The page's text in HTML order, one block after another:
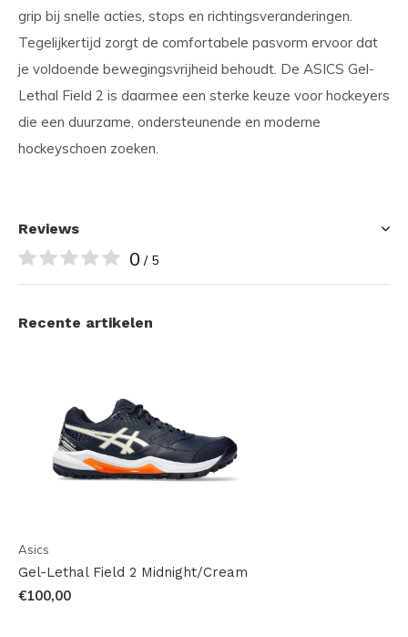
grip bij snelle acties, stops en richtingsveranderingen.
Tegelijkertijd zorgt de comfortabele pasvorm ervoor dat
je voldoende bewegingsvrijheid behoudt. De ASICS Gel-
Lethal Field 2 is daarmee een sterke keuze voor hockeyers
die een duurzame, ondersteunende en moderne
hockeyschoen zoeken.
Reviews
0 / 5
Recente artikelen
Asics
Gel-Lethal Field 2 Midnight/Cream
€100,00